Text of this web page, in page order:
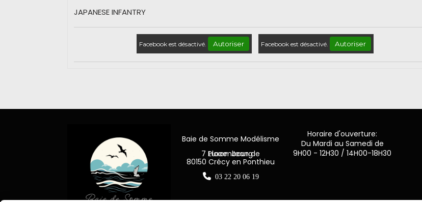
JAPANESE INFANTRY
Facebook est désactivé. Autoriser Facebook est désactivé. Autoriser
Baie de Somme Modélisme
7 Place Jean de Luxembourg
80150 Crécy en Ponthieu
 03 22 20 06 19
Horaire d'ouverture:
Du Mardi au Samedi de
9H00 - 12H30 / 14H00-18H30